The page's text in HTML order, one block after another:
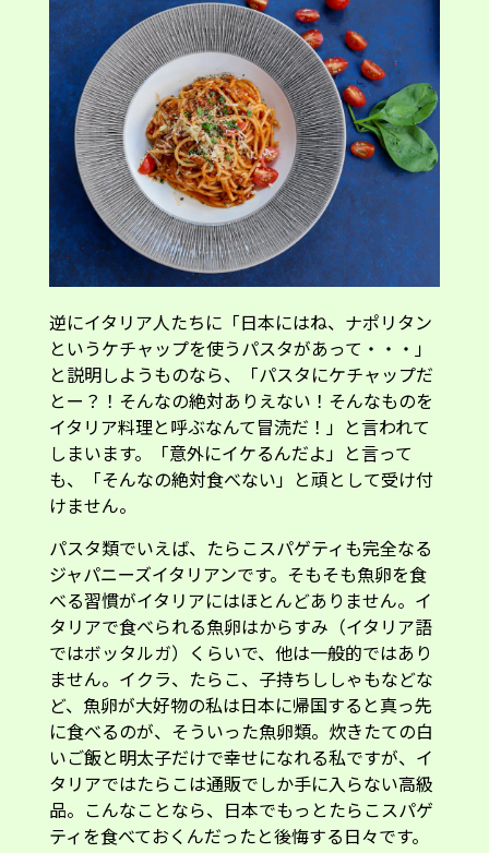
逆にイタリア人たちに「日本にはね、ナポリタン
というケチャップを使うパスタがあって・・・」
と説明しようものなら、「パスタにケチャップだ
とー？！そんなの絶対ありえない！そんなものを
イタリア料理と呼ぶなんて冒涜だ！」と言われて
しまいます。「意外にイケるんだよ」と言って
も、「そんなの絶対食べない」と頑として受け付
けません。
パスタ類でいえば、たらこスパゲティも完全なる
ジャパニーズイタリアンです。そもそも魚卵を食
べる習慣がイタリアにはほとんどありません。イ
タリアで食べられる魚卵はからすみ（イタリア語
ではボッタルガ）くらいで、他は一般的ではあり
ません。イクラ、たらこ、子持ちししゃもなどな
ど、魚卵が大好物の私は日本に帰国すると真っ先
に食べるのが、そういった魚卵類。炊きたての白
いご飯と明太子だけで幸せになれる私ですが、イ
タリアではたらこは通販でしか手に入らない高級
品。こんなことなら、日本でもっとたらこスパゲ
ティを食べておくんだったと後悔する日々です。